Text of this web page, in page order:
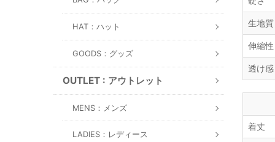
HAT：ハット
GOODS：グッズ
OUTLET : アウトレット
MENS：メンズ
LADIES：レディース
生地
伸縮性
透け感
着丈